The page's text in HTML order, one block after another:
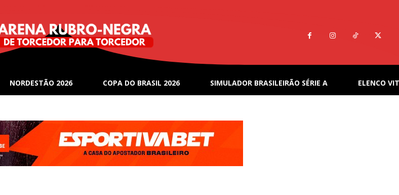
NORDESTÃO 2026 COPA DO BRASIL 2026 SIMULADOR BRASILEIRÃO SÉRIE A ELENCO